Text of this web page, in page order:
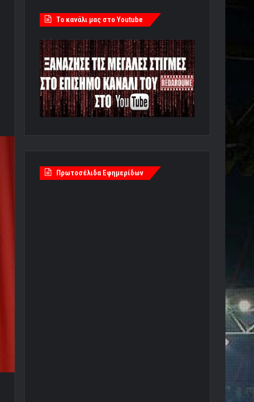
Tο κανάλι μας στο Youtube
Πρωτοσέλιδα Εφημερίδων